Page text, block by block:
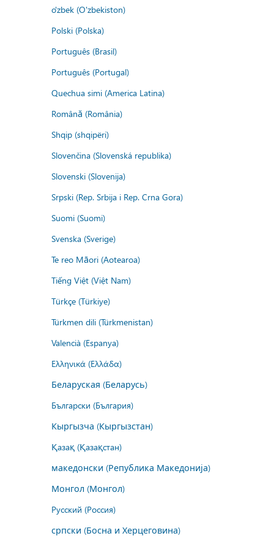
o'zbek (O'zbekiston)
Polski (Polska)
Português (Brasil)
Português (Portugal)
Quechua simi (America Latina)
Română (România)
Shqip (shqipëri)
Slovenčina (Slovenská republika)
Slovenski (Slovenija)
Srpski (Rep. Srbija i Rep. Crna Gora)
Suomi (Suomi)
Svenska (Sverige)
Te reo Māori (Aotearoa)
Tiếng Việt (Việt Nam)
Türkçe (Türkiye)
Türkmen dili (Türkmenistan)
Valencià (Espanya)
Ελληνικά (Ελλάδα)
Беларуская (Беларусь)
Български (България)
Кыргызча (Кыргызстан)
Қазақ (Қазақстан)
македонски (Република Македонија)
Монгол (Монгол)
Русский (Россия)
српски (Босна и Херцеговина)